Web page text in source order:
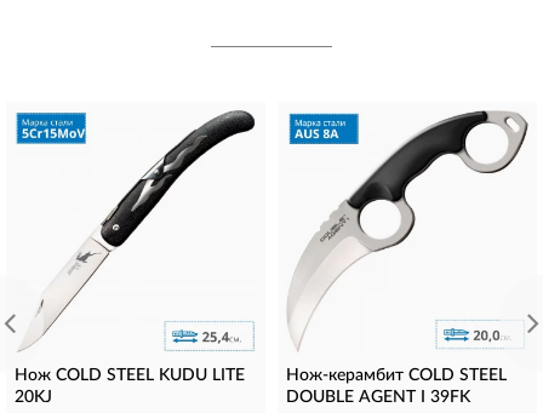
Нож COLD STEEL KUDU LITE
20KJ
Нож-керамбит COLD STEEL
DOUBLE AGENT I 39FK